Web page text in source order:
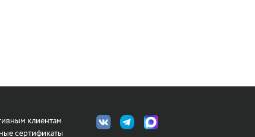
клиентам
сертификаты